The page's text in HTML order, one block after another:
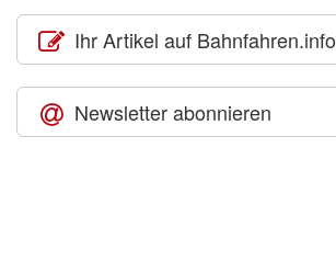
Ihr Artikel auf Bahnfahren.info
Newsletter abonnieren